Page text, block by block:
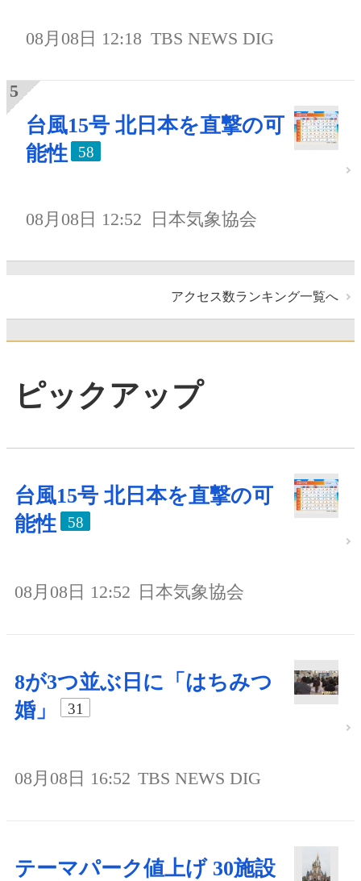
08月08日 12:18 TBS NEWS DIG
台風15号 北日本を直撃の可
能性
58
08月08日 12:52 日本気象協会
アクセス数ランキング一覧へ
ピックアップ
台風15号 北日本を直撃の可
能性
58
08月08日 12:52 日本気象協会
8が3つ並ぶ日に「はちみつ
婚」
31
08月08日 16:52 TBS NEWS DIG
テーマパーク値上げ 30施設